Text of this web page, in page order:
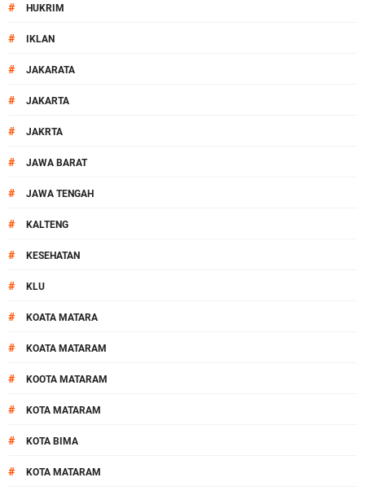
# HUKRIM
# IKLAN
# JAKARATA
# JAKARTA
# JAKRTA
# JAWA BARAT
# JAWA TENGAH
# KALTENG
# KESEHATAN
# KLU
# KOATA MATARA
# KOATA MATARAM
# KOOTA MATARAM
# KOTA MATARAM
# KOTA BIMA
# KOTA MATARAM